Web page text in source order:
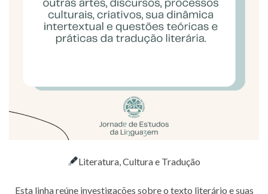
Literatura, Cultura e Tradução
Esta linha reúne investigações sobre o texto literário e suas